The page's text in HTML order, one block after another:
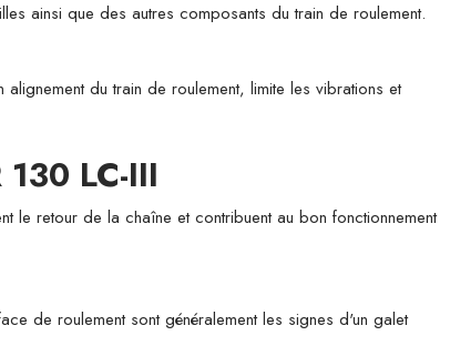
ainsi que des autres composants du train de roulement.
du train de roulement, limite les vibrations et
LC-III
le retour de la chaîne et contribuent au bon fonctionnement
de roulement sont généralement les signes d'un galet